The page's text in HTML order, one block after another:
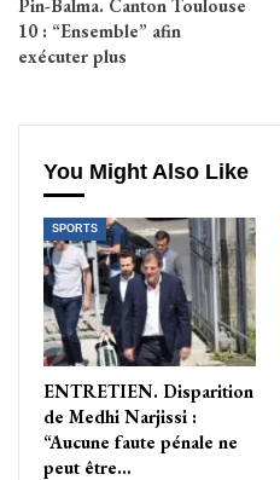
Pin-Balma. Canton Toulouse
10 : “Ensemble” afin
exécuter plus
You Might Also Like
SPORTS
ENTRETIEN. Disparition
de Medhi Narjissi :
“Aucune faute pénale ne
peut être…